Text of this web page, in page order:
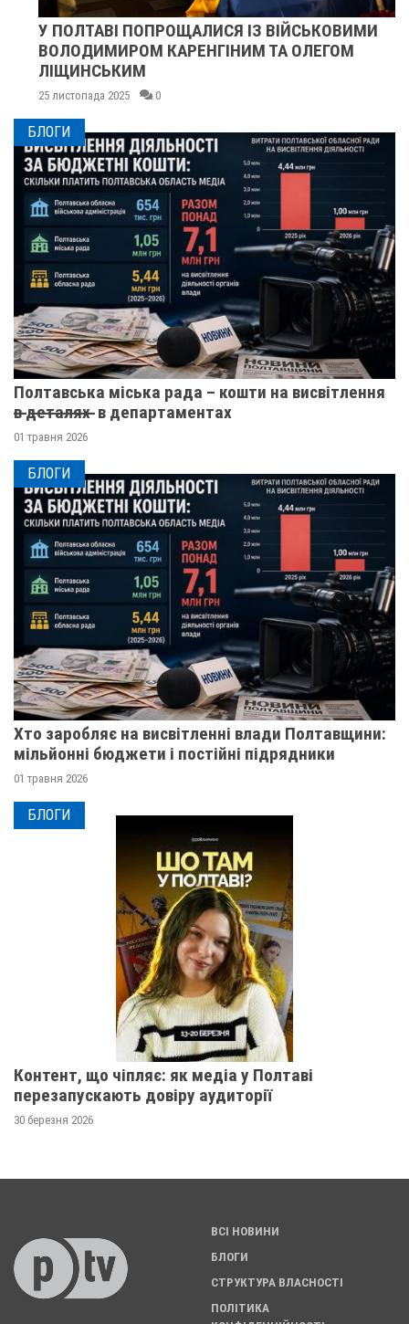
У ПОЛТАВІ ПОПРОЩАЛИСЯ ІЗ ВІЙСЬКОВИМИ
ВОЛОДИМИРОМ КАРЕНГІНИМ ТА ОЛЕГОМ
ЛІЩИНСЬКИМ
25 листопада 2025 0
БЛОГИ
Полтавська міська рада – кошти на висвітлення
в̶ ̶д̶е̶т̶а̶л̶я̶х̶ ̶ в департаментах
01 травня 2026
БЛОГИ
Хто заробляє на висвітленні влади Полтавщини:
мільйонні бюджети і постійні підрядники
01 травня 2026
БЛОГИ
Контент, що чіпляє: як медіа у Полтаві
перезапускають довіру аудиторії
30 березня 2026
ВСІ НОВИНИ
БЛОГИ
СТРУКТУРА ВЛАСНОСТІ
ПОЛІТИКА